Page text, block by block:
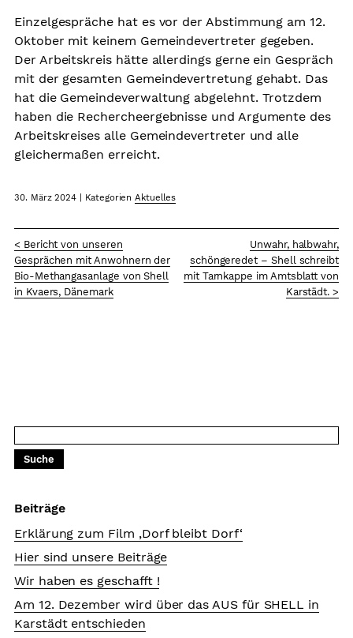
Einzelgespräche hat es vor der Abstimmung am 12.
Oktober mit keinem Gemeindevertreter gegeben.
Der Arbeitskreis hätte allerdings gerne ein Gespräch
mit der gesamten Gemeindevertretung gehabt. Das
hat die Gemeindeverwaltung abgelehnt. Trotzdem
haben die Rechercheergebnisse und Argumente des
Arbeitskreises alle Gemeindevertreter und alle
gleichermaßen erreicht.
30. März 2024 KategorienAktuelles
< Bericht von unseren
Gesprächen mit Anwohnern der
Bio-Methangasanlage von Shell
in Kvaers, Dänemark
Unwahr, halbwahr,
schöngeredet – Shell schreibt
mit Tarnkappe im Amtsblatt von
Karstädt. >
Beiträge
Erklärung zum Film ‚Dorf bleibt Dorf‘
Hier sind unsere Beiträge
Wir haben es geschafft !
Am 12. Dezember wird über das AUS für SHELL in
Karstädt entschieden